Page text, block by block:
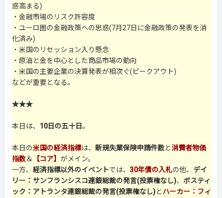
惑高まる)
・金融市場のリスク許容度
・ユーロ圏の金融政策への思惑(7月27日に金融政策の発表を消
化済み)
・米国のリセッション入り懸念
・原油と金を中心とした商品市場の動向
・米国の主要企業の決算発表が相次ぐ(ピークアウト)
などが重要となる。
★★★
本日は、 10日の五十日。
本日の米国の経済指標は、 新規失業保険申請件数と消費者物価
指数＆ 【コア】 がメイン。
一方、 経済指標以外のイベントでは、 30年債の入札の他、 デイ
リー：サンフランシスコ連銀総裁の発言(投票権なし)、 ボスティ
ック：アトランタ連銀総裁の発言(投票権なし)とハーカー：フィ